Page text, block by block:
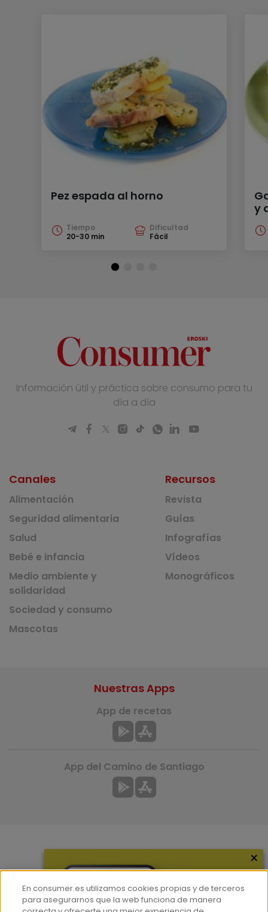
Pez espada al horno
Tiempo
20-30 min
Dificultad
Fácil
y
Información útil y práctica sobre consumo para tu
día a día
Canales
Alimentación
Seguridad alimentaria
Salud
Bebé e infancia
Medio ambiente y
solidaridad
Sociedad y consumo
Mascotas
Recursos
Revista
Guías
Infografías
Vídeos
Monográficos
Hemeroteca
Nuestras Apps
App de recetas
App del Camino de Santiago
×
En consumer.es utilizamos cookies propias y de terceros
para asegurarnos que la web funciona de manera